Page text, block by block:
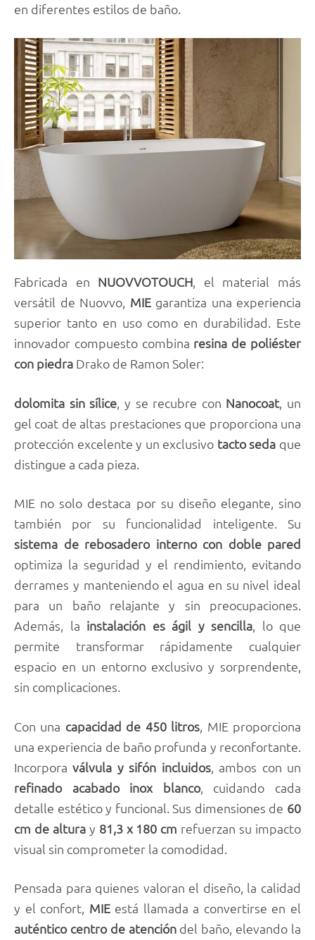
en diferentes estilos de baño.
Fabricada en NUOVVOTOUCH, el material más
versátil de Nuovvo, MIE garantiza una experiencia
superior tanto en uso como en durabilidad. Este
innovador compuesto combina resina de poliéster
con piedra Drako de Ramon Soler:
dolomita sin sílice, y se recubre con Nanocoat, un
gel coat de altas prestaciones que proporciona una
protección excelente y un exclusivo tacto seda que
distingue a cada pieza.
MIE no solo destaca por su diseño elegante, sino
también por su funcionalidad inteligente. Su
sistema de rebosadero interno con doble pared
optimiza la seguridad y el rendimiento, evitando
derrames y manteniendo el agua en su nivel ideal
para un baño relajante y sin preocupaciones.
Además, la instalación es ágil y sencilla, lo que
permite transformar rápidamente cualquier
espacio en un entorno exclusivo y sorprendente,
sin complicaciones.
Con una capacidad de 450 litros , MIE proporciona
una experiencia de baño profunda y reconfortante.
Incorporaválvula y sifón incluidos, ambos con un
refinado acabado inox blanco, cuidando cada
detalle estético y funcional. Sus dimensiones de 60
cm de altura y 81,3 x 180 cm refuerzan su impacto
visual sin comprometer la comodidad.
Pensada para quienes valoran el diseño, la calidad
y el confort, MIE está llamada a convertirse en el
auténtico centro de atención del baño, elevando la